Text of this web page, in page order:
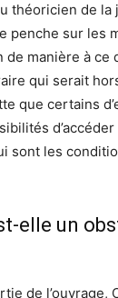
théoricien de la
penche sur les
de manière à ce
qui serait
que certains
sont les
elle un
de l’ouvrage,